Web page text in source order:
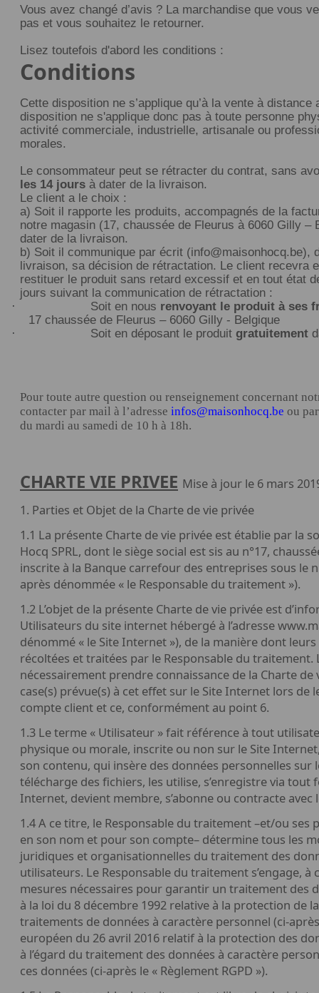
Vous avez changé d’avis ? La marchandise que vous
pas et vous souhaitez le retourner.
Lisez toutefois d'abord les conditions :
Conditions
Cette disposition ne s’applique qu’à la vente à distance
disposition ne s'applique donc pas à toute personne
activité commerciale, industrielle, artisanale ou
morales.
Le consommateur peut se rétracter du contrat, sans
les 14 jours à dater de la livraison.
Le client a le choix :
a) Soit il rapporte les produits, accompagnés de la
notre magasin (17, chaussée de Fleurus à 6060 Gilly –
dater de la livraison.
b) Soit il communique par écrit (info@maisonhocq.be),
livraison, sa décision de rétractation. Le client recevra
restituer le produit sans retard excessif et en tout état
jours suivant la communication de rétractation :
·
Soit en nous renvoyant le produit à ses
17 chaussée de Fleurus – 6060 Gilly - Belgique
·
Soit en déposant le produit gratuitement
Pour toute autre question ou renseignement concernant
contacter par mail à l’adresse infos@maisonhocq.be ou
du mardi au samedi de 10 h à 18h.
CHARTE VIE PRIVEE Mise à jour le 6 mars
1. Parties et Objet de la Charte de vie privée
1.1 La présente Charte de vie privée est établie par la
Hocq SPRL, dont le siège social est sis au n°17,
inscrite à la Banque carrefour des entreprises sous le
après dénommée « le Responsable du traitement »).
1.2 L’objet de la présente Charte de vie privée est
Utilisateurs du site internet hébergé à l’adresse
dénommé « le Site Internet »), de la manière dont
récoltées et traitées par le Responsable du
nécessairement prendre connaissance de la Charte
case(s) prévue(s) à cet effet sur le Site Internet lors de
compte client et ce, conformément au point 6.
1.3 Le terme « Utilisateur » fait référence à tout
physique ou morale, inscrite ou non sur le Site
son contenu, qui insère des données personnelles sur
télécharge des fichiers, les utilise, s’enregistre via
Internet, devient membre, s’abonne ou contracte
1.4 A ce titre, le Responsable du traitement –et/ou ses
en son nom et pour son compte– détermine tous les
juridiques et organisationnelles du traitement des
utilisateurs. Le Responsable du traitement s’engage,
mesures nécessaires pour garantir un traitement des
à la loi du 8 décembre 1992 relative à la protection de
traitements de données à caractère personnel (ci-
européen du 26 avril 2016 relatif à la protection des
à l’égard du traitement des données à caractère
ces données (ci-après le « Règlement RGPD »).